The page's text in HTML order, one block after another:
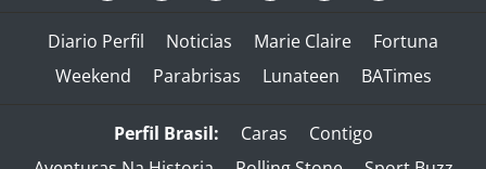
Diario Perfil Noticias Marie Claire
Fortuna
Weekend
Parabrisas Lunateen BATimes
Perfil Brasil: Caras
Contigo